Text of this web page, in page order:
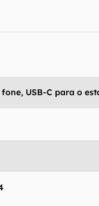
USB-C para o
com o uso